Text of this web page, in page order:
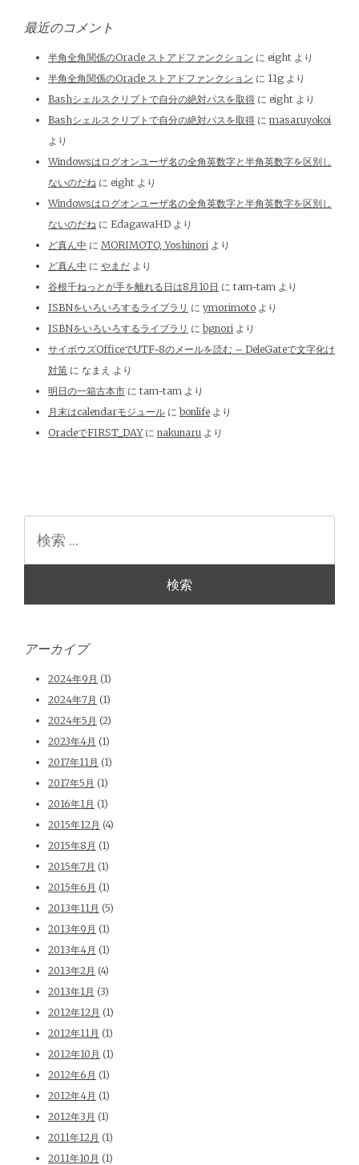
最近のコメント
半角全角関係のOracle ストアドファンクション に eight より
半角全角関係のOracle ストアドファンクション に 11g より
Bashシェルスクリプトで自分の絶対パスを取得 に eight より
Bashシェルスクリプトで自分の絶対パスを取得 に masaruyokoi
より
Windowsはログオンユーザ名の全角英数字と半角英数字を区別し
ないのだね に eight より
Windowsはログオンユーザ名の全角英数字と半角英数字を区別し
ないのだね に EdagawaHD より
ど真ん中 に MORIMOTO, Yoshinori より
ど真ん中 に やまだ より
谷根千ねっとが手を離れる日は8月10日 に tam-tam より
ISBNをいろいろするライブラリ に ymorimoto より
ISBNをいろいろするライブラリ に bgnori より
サイボウズOfficeでUTF-8のメールを読む – DeleGateで文字化け
対策 に なまえ より
明日の一箱古本市 に tam-tam より
月末はcalendarモジュール に bonlife より
OracleでFIRST_DAYに nakunaru より
アーカイブ
2024年9月 (1)
2024年7月 (1)
2024年5月 (2)
2023年4月 (1)
2017年11月 (1)
2017年5月 (1)
2016年1月 (1)
2015年12月 (4)
2015年8月 (1)
2015年7月 (1)
2015年6月 (1)
2013年11月 (5)
2013年9月 (1)
2013年4月 (1)
2013年2月 (4)
2013年1月 (3)
2012年12月 (1)
2012年11月 (1)
2012年10月 (1)
2012年6月 (1)
2012年4月 (1)
2012年3月 (1)
2011年12月 (1)
2011年10月 (1)